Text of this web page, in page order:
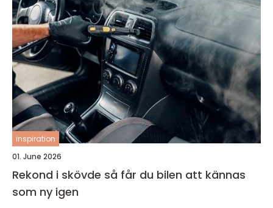
inspiration
01. June 2026
Rekond i skövde så får du bilen att kännas
som ny igen